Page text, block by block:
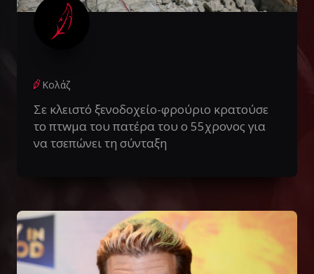
Κολάζ
Σε κλειστό ξενοδοχείο-φρούριο κρατούσε
το πτwμα του πατέρα του ο 55χρονος για
να τσεπώνει τη σύνταξη